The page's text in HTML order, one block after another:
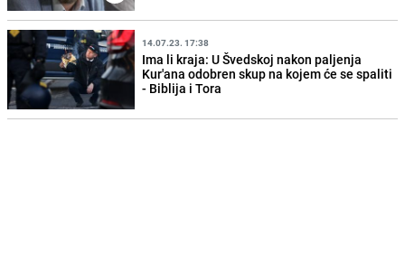
14.07.23. 17:38
Ima li kraja: U Švedskoj nakon paljenja
Kur'ana odobren skup na kojem će se spaliti
- Biblija i Tora